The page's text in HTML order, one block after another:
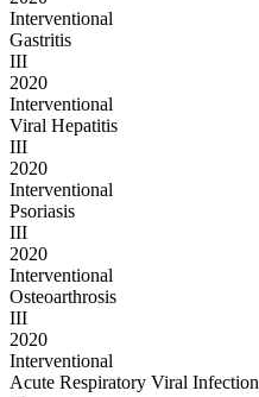
Interventional
Gastritis
III
2020
Interventional
Viral Hepatitis
III
2020
Interventional
Psoriasis
III
2020
Interventional
Osteoarthrosis
III
2020
Interventional
Acute Respiratory Viral Infection